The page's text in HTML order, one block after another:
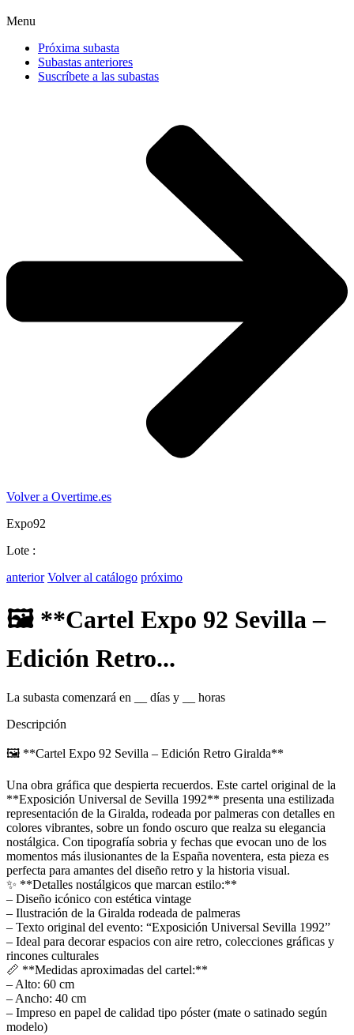
Menu
Próxima subasta
Subastas anteriores
Suscríbete a las subastas
Volver a Overtime.es
Expo92
Lote :
anterior Volver al catálogo próximo
🖼️ **Cartel Expo 92 Sevilla –
Edición Retro...
La subasta comenzará en días y
horas
Descripción
🖼️ **Cartel Expo 92 Sevilla – Edición Retro Giralda**
Una obra gráfica que despierta recuerdos. Este cartel original de la
**Exposición Universal de Sevilla 1992** presenta una estilizada
representación de la Giralda, rodeada por palmeras con detalles en
colores vibrantes, sobre un fondo oscuro que realza su elegancia
nostálgica. Con tipografía sobria y fechas que evocan uno de los
momentos más ilusionantes de la España noventera, esta pieza es
perfecta para amantes del diseño retro y la historia visual.
✨ **Detalles nostálgicos que marcan estilo:**
– Diseño icónico con estética vintage
– Ilustración de la Giralda rodeada de palmeras
– Texto original del evento: “Exposición Universal Sevilla 1992”
– Ideal para decorar espacios con aire retro, colecciones gráficas y
rincones culturales
📏 **Medidas aproximadas del cartel:**
– Alto: 60 cm
– Ancho: 40 cm
– Impreso en papel de calidad tipo póster (mate o satinado según
modelo)